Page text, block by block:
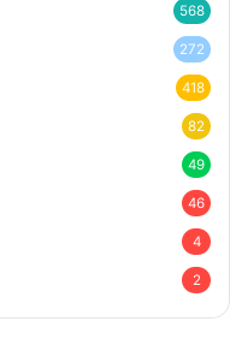
568
272
418
82
49
46
4
2